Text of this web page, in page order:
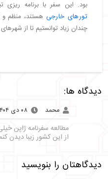
بود. این سفر با برنامه ریزی
تورهای خارجی هستند، منظم
چندان زیاد توانستیم تا از
دیدگاه ها:
محمد ۰۸ دی ۱۴۰۴
مطالعه سفرنامه ژاپن
از این کشور زیبا دیدن
دیدگاهتان را بنویسید